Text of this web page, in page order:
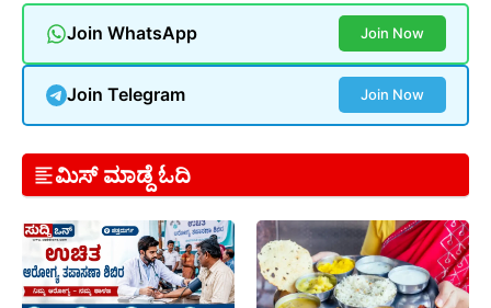
Join WhatsApp Join Now
Join Telegram Join Now
ಮಿಸ್ ಮಾಡ್ದೆ ಓದಿ